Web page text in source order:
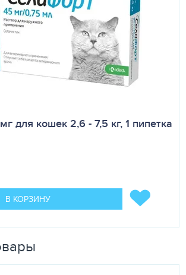
для кошек 2,6 - 7,5 кг, 1 пипетка
В КОРЗИНУ